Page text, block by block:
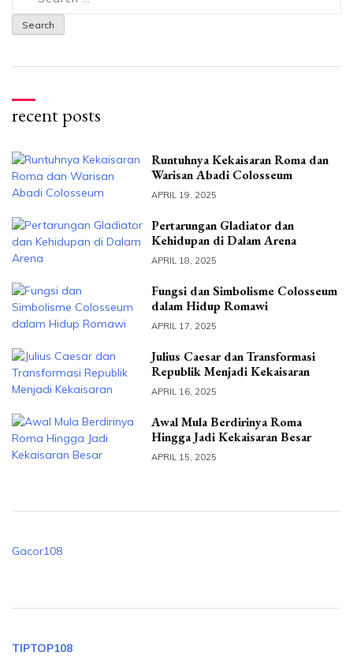
recent posts
Runtuhnya Kekaisaran Roma dan
Warisan Abadi Colosseum
APRIL 19, 2025
Pertarungan Gladiator dan
Kehidupan di Dalam Arena
APRIL 18, 2025
Fungsi dan Simbolisme Colosseum
dalam Hidup Romawi
APRIL 17, 2025
Julius Caesar dan Transformasi
Republik Menjadi Kekaisaran
APRIL 16, 2025
Awal Mula Berdirinya Roma
Hingga Jadi Kekaisaran Besar
APRIL 15, 2025
Gacor108
TIPTOP108